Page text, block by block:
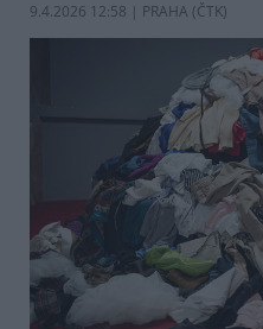
9.4.2026 12:58 | PRAHA (ČTK)